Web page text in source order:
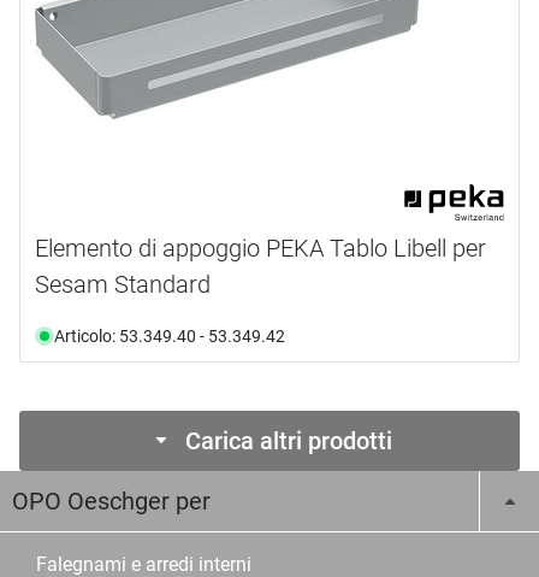
Elemento di appoggio PEKA Tablo Libell per
Sesam Standard
Articolo: 53.349.40 - 53.349.42
Carica altri prodotti
OPO Oeschger per
Falegnami e arredi interni